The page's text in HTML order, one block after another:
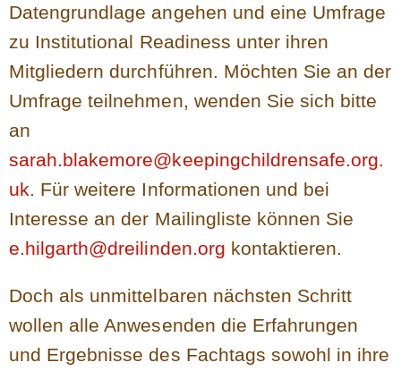
Datengrundlage angehen und eine Umfrage
zu Institutional Readiness unter ihren
Mitgliedern durchführen. Möchten Sie an der
Umfrage teilnehmen, wenden Sie sich bitte
an
sarah.blakemore@keepingchildrensafe.org.
uk. Für weitere Informationen und bei
Interesse an der Mailingliste können Sie
e.hilgarth@dreilinden.org kontaktieren.
Doch als unmittelbaren nächsten Schritt
wollen alle Anwesenden die Erfahrungen
und Ergebnisse des Fachtags sowohl in ihre